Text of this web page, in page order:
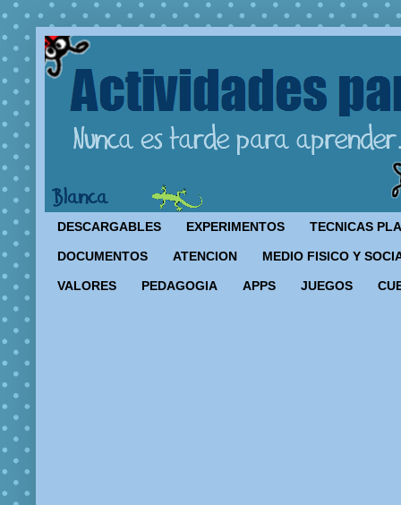
DESCARGABLES EXPERIMENTOS TECNICAS
DOCUMENTOS ATENCION MEDIO FISICO Y
VALORES PEDAGOGIA APPS JUEGOS